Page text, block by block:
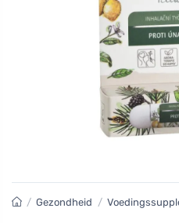
/ Gezondheid /